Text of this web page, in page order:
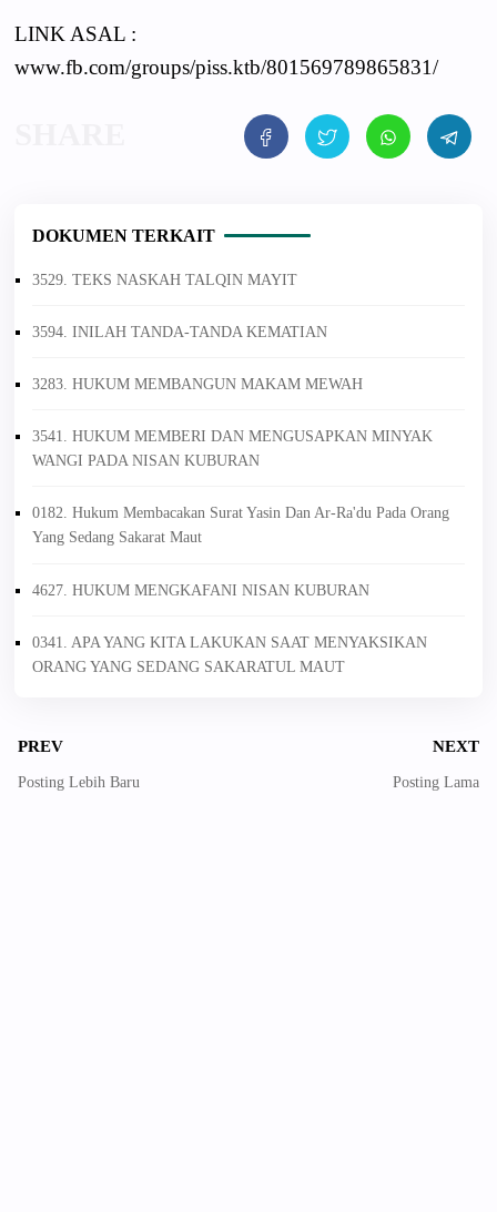
LINK ASAL :
www.fb.com/groups/piss.ktb/801569789865831/
DOKUMEN TERKAIT
3529. TEKS NASKAH TALQIN MAYIT
3594. INILAH TANDA-TANDA KEMATIAN
3283. HUKUM MEMBANGUN MAKAM MEWAH
3541. HUKUM MEMBERI DAN MENGUSAPKAN MINYAK
WANGI PADA NISAN KUBURAN
0182. Hukum Membacakan Surat Yasin Dan Ar-Ra'du Pada Orang
Yang Sedang Sakarat Maut
4627. HUKUM MENGKAFANI NISAN KUBURAN
0341. APA YANG KITA LAKUKAN SAAT MENYAKSIKAN
ORANG YANG SEDANG SAKARATUL MAUT
PREV
Posting Lebih Baru
NEXT
Posting Lama